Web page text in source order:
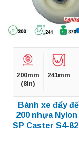
200mm
(8in)
241mm
Bánh xe đẩy
200 nhựa
SP Caster S4-